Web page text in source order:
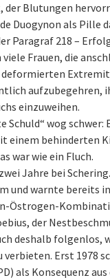
der Blutungen
Duogynon als Pille
Paragraf 218 –
Frauen, die
aufzubegehren,
einzuweihen.
Schuld“ wog
einem behinderten
war wie ein Fluch.
Jahre bei
und warnte bereits
Östrogen-
der
deshalb folgenlos,
Erst 1978
als Konsequenz